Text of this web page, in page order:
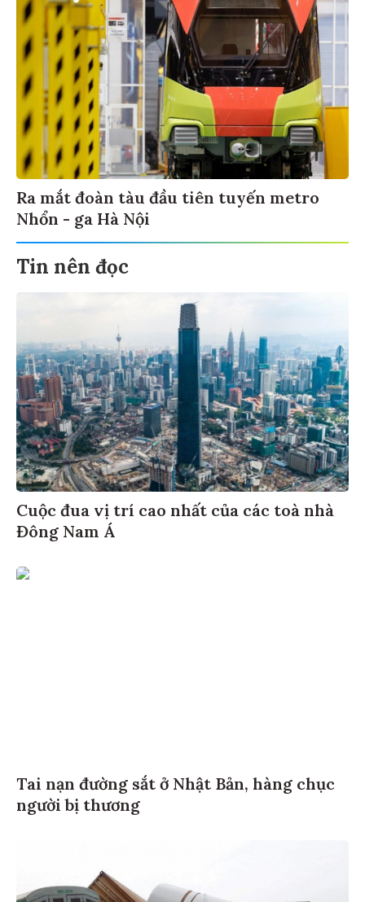
Ra mắt đoàn tàu đầu tiên tuyến metro
Nhổn - ga Hà Nội
Tin nên đọc
Cuộc đua vị trí cao nhất của các toà nhà
Đông Nam Á
Tai nạn đường sắt ở Nhật Bản, hàng chục
người bị thương